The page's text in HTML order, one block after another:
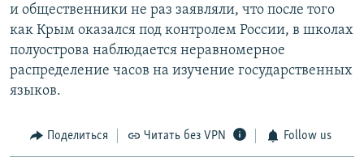
и общественники не раз заявляли, что после того
как Крым оказался под контролем России, в школах
полуострова наблюдается неравномерное
распределение часов на изучение государственных
языков.
Поделиться Читать без VPN Follow us